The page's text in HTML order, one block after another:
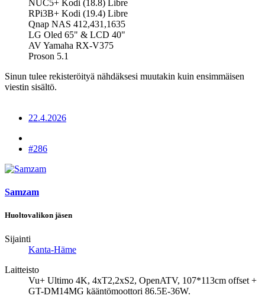
NUC5+ Kodi (18.8) Libre
RPi3B+ Kodi (19.4) Libre
Qnap NAS 412,431,1635
LG Oled 65" & LCD 40"
AV Yamaha RX-V375
Proson 5.1
Sinun tulee rekisteröityä nähdäksesi muutakin kuin ensimmäisen
viestin sisältö.
22.4.2026
#286
Samzam
Huoltovalikon jäsen
Sijainti
Kanta-Häme
Laitteisto
Vu+ Ultimo 4K, 4xT2,2xS2, OpenATV, 107*113cm offset +
GT-DM14MG kääntömoottori 86.5E-36W.